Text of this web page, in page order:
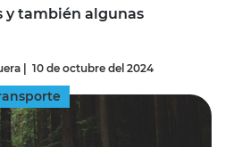
y también algunas
| 10 de octubre del 2024